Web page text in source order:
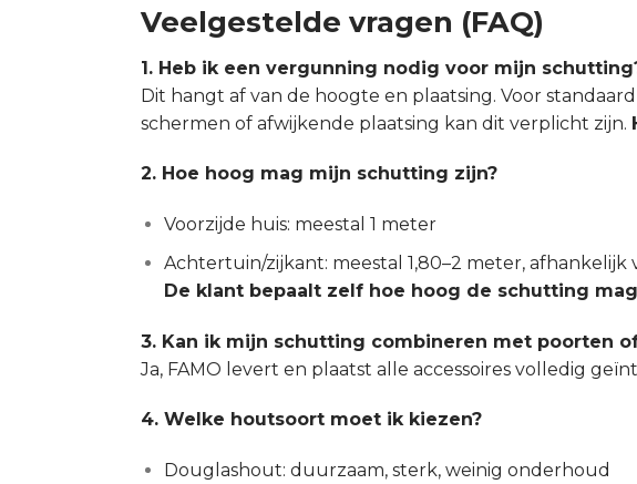
Veelgestelde vragen (FAQ)
1. Heb ik een vergunning nodig voor mijn
Dit hangt af van de hoogte en plaatsing. Voor
schermen of afwijkende plaatsing kan dit verplicht zijn.
2. Hoe hoog mag mijn schutting zijn?
Voorzijde huis: meestal 1 meter
Achtertuin/zijkant: meestal 1,80–2 meter, afhankelijk
De klant bepaalt zelf hoe hoog de schutting
3. Kan ik mijn schutting combineren met poorten
Ja, FAMO levert en plaatst alle accessoires volledig
4. Welke houtsoort moet ik kiezen?
Douglashout: duurzaam, sterk, weinig onderhoud